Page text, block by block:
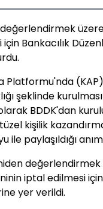
Bankacılık
Platformu'nda
şeklinde
BDDK'dan
kişilik
paylaşıldığı
iptal edilmesi
yer verildi.